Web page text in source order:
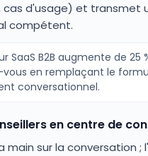
cas d'usage) et transmet
compétent.
SaaS B2B augmente de 25
en remplaçant le
conversationnel.
en centre de
main sur la conversation ;